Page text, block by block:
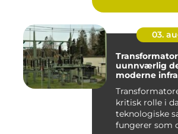
03.
uunnværlig
moderne
kritisk rolle i
teknologiske
fungerer som